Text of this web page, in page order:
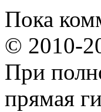
Пока
© 2010-
При
прямая